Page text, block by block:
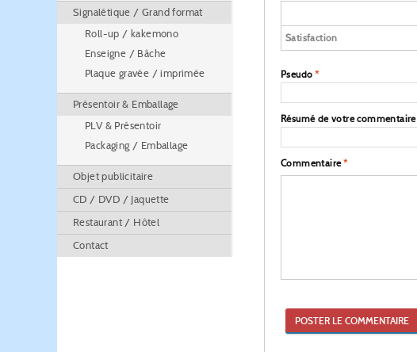
Satisfaction
*
Pseudo
Résumé de votre commentaire
*
Commentaire
POSTER LE COMMENTAIRE
Signalétique / Grand format
Roll-up / kakemono
Enseigne / Bâche
Plaque gravée / imprimée
Présentoir & Emballage
PLV & Présentoir
Packaging / Emballage
Objet publicitaire
CD / DVD / Jaquette
Restaurant / Hôtel
Contact